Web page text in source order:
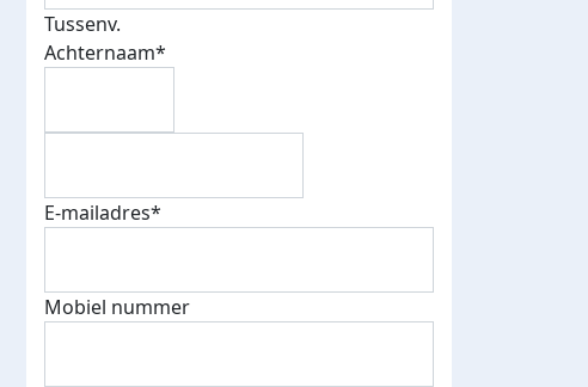
E-mails verstuurd
€500 euro opgehaald: t-shirt
verdiend
Tussenv.
Achternaam*
E-mailadres*
Mobiel nummer